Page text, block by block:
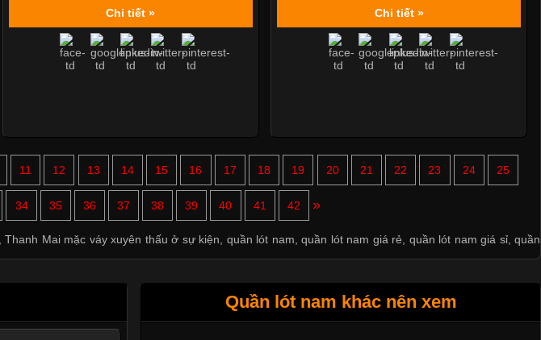
Chi tiết » Chi tiết »
11 12 13 14 15 16 17 18 19 20 21 22 23 24 25
34 35 36 37 38 39 40 41 42 »
Thanh Mai mặc váy xuyên thấu ở sự kiện quần lót nam quần lót nam giá rẻ quần lót nam giá sỉ, quần
Quần lót nam khác nên xem
Mẫu quần short quần lót nam nữ hè thu 2017
Thị hiều quần lót nam bơi lội nam và nữ 2017
Xu hướng thời trang trẻ và quần lót nam giá sỉ